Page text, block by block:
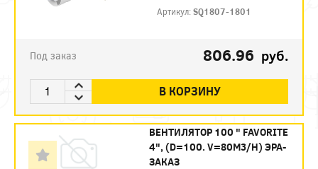
Артикул:SQ1807-1801
Под заказ 806.96 руб.
В КОРЗИНУ
ВЕНТИЛЯТОР 100 " FAVORITE
4", (D=100. V=80M3/H) ЭРА-
ЗАКАЗ